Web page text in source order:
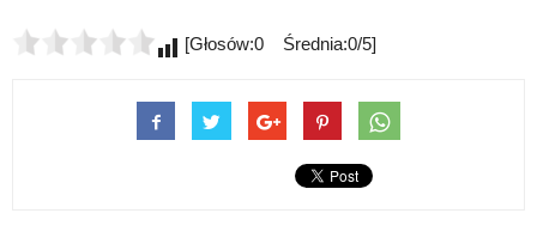
[Głosów:0 Średnia:0/5]